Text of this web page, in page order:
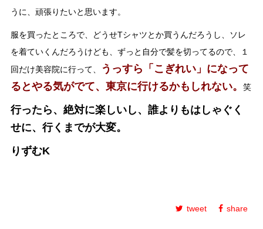
うに、頑張りたいと思います。
服を買ったところで、どうせTシャツとか買うんだろうし、ソレ
を着ていくんだろうけども、ずっと自分で髪を切ってるので、１
回だけ美容院に行って、
うっすら「こぎれい」になって
るとやる気がでて、東京に行けるかもしれない。
笑
行ったら、絶対に楽しいし、誰よりもはしゃぐく
せに、行くまでが大変。
りずむK
tweet share